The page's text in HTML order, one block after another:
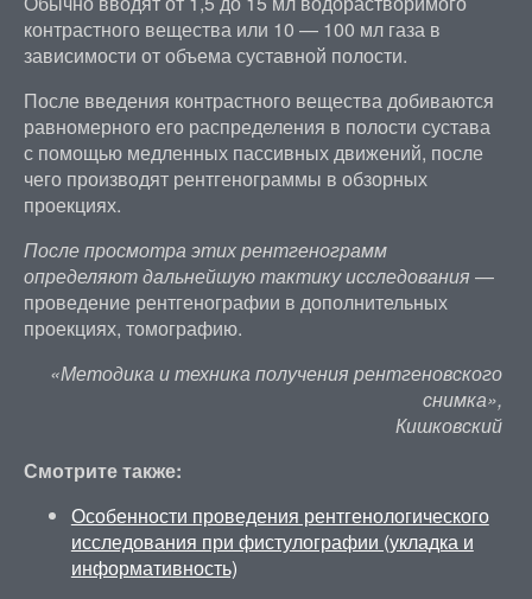
контрастного вещества или 10 — 100 мл газа в
зависимости от объема суставной полости.
После введения контрастного вещества добиваются
равномерного его распределения в полости сустава
с помощью медленных пассивных движений, после
чего производят рентгенограммы в обзорных
проекциях.
После просмотра этих рентгенограмм
определяют дальнейшую тактику исследования —
проведение рентгенографии в дополнительных
проекциях, томографию.
«Методика и техника получения рентгеновского
снимка»,
Кишковский
Смотрите также:
Особенности проведения рентгенологического
исследования при фистулографии (укладка и
информативность)